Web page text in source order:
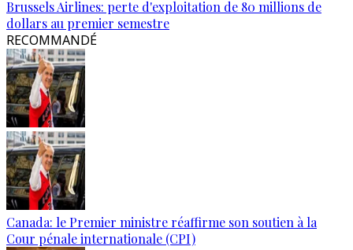
Brussels Airlines: perte d'exploitation de 80 millions de
dollars au premier semestre
RECOMMANDÉ
Canada: le Premier ministre réaffirme son soutien à la
Cour pénale internationale (CPI)